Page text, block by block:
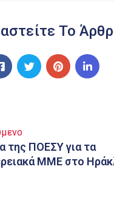
Το
της ΠΟΕΣΥ για τα
ΜΜΕ στο